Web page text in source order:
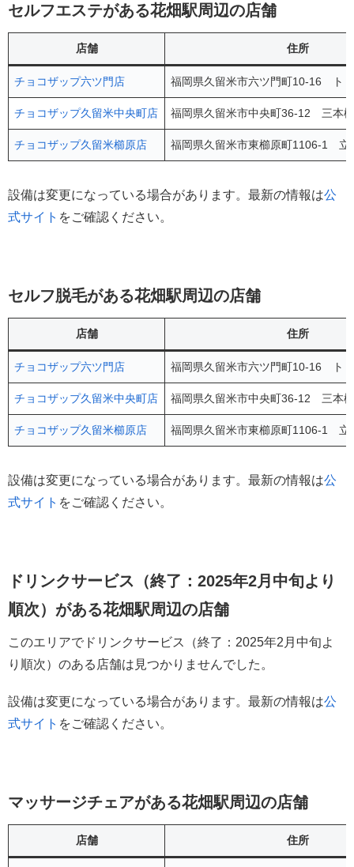
セルフエステがある花畑駅周辺の店舗
店舗 住所
チョコザップ六ツ門店 福岡県久留米市六ツ門町10-16 ト
チョコザップ久留米中央町店 福岡県久留米市中央町36-12 三本
チョコザップ久留米櫛原店 福岡県久留米市東櫛原町1106-1
設備は変更になっている場合があります。最新の情報は公
式サイト をご確認ください。
セルフ脱毛がある花畑駅周辺の店舗
店舗 住所
チョコザップ六ツ門店 福岡県久留米市六ツ門町10-16 ト
チョコザップ久留米中央町店 福岡県久留米市中央町36-12 三本
チョコザップ久留米櫛原店 福岡県久留米市東櫛原町1106-1
設備は変更になっている場合があります。最新の情報は公
式サイト をご確認ください。
ドリンクサービス（終了：2025年2月中旬より
順次）がある花畑駅周辺の店舗
このエリアでドリンクサービス（終了：2025年2月中旬よ
り順次）のある店舗は見つかりませんでした。
設備は変更になっている場合があります。最新の情報は公
式サイト をご確認ください。
マッサージチェアがある花畑駅周辺の店舗
店舗 住所